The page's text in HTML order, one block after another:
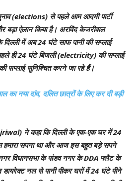
(elections) से पहले आम आदमी पार्टी
ऐलान किया है। अरविंद केजरीवाल
में अब 24 घंटे साफ पानी की सप्लाई
पहले ही 24 घंटे बिजली (electricity) की सप्लाई
सप्लाई सुनिश्चित करने जा रहे हैं।
का नया दांव, दलित छात्रों के लिए कर दी बड़ी
ने कहा कि दिल्ली के एक-एक घर में 24
हमारा सपना था और आज इस बहुत बड़े सपने
विधानसभा के पांडव नगर के DDA फ्लैट के
नल से पानी पीकर घरों में 24 घंटे पीने